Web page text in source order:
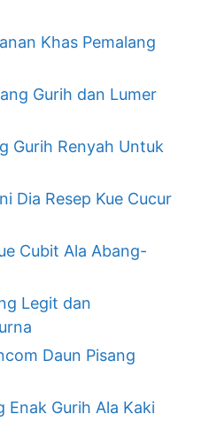
Khas Pemalang
Gurih dan Lumer
Gurih Renyah Untuk
Dia Resep Kue Cucur
Cubit Ala Abang-
Legit dan
Daun Pisang
Enak Gurih Ala Kaki